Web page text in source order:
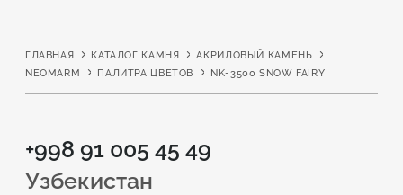
ГЛАВНАЯ КАТАЛОГ КАМНЯ
АКРИЛОВЫЙ КАМЕНЬ
NEOMARM
ПАЛИТРА ЦВЕТОВ NK-3500 SNOW FAIRY
+998 91 005 45 49
Узбекистан